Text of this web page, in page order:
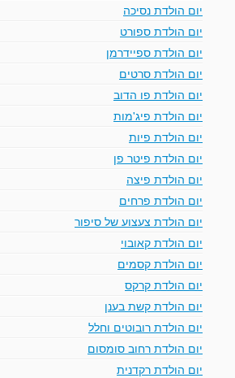
יום הולדת נסיכה
יום הולדת ספורט
יום הולדת ספיידרמן
יום הולדת סרטים
יום הולדת פו הדוב
יום הולדת פיג'מות
יום הולדת פיות
יום הולדת פיטר פן
יום הולדת פיצה
יום הולדת פרחים
יום הולדת צעצוע של סיפור
יום הולדת קאובוי
יום הולדת קסמים
יום הולדת קרקס
יום הולדת קשת בענן
יום הולדת רובוטים וחלל
יום הולדת רחוב סומסום
יום הולדת רקדנית